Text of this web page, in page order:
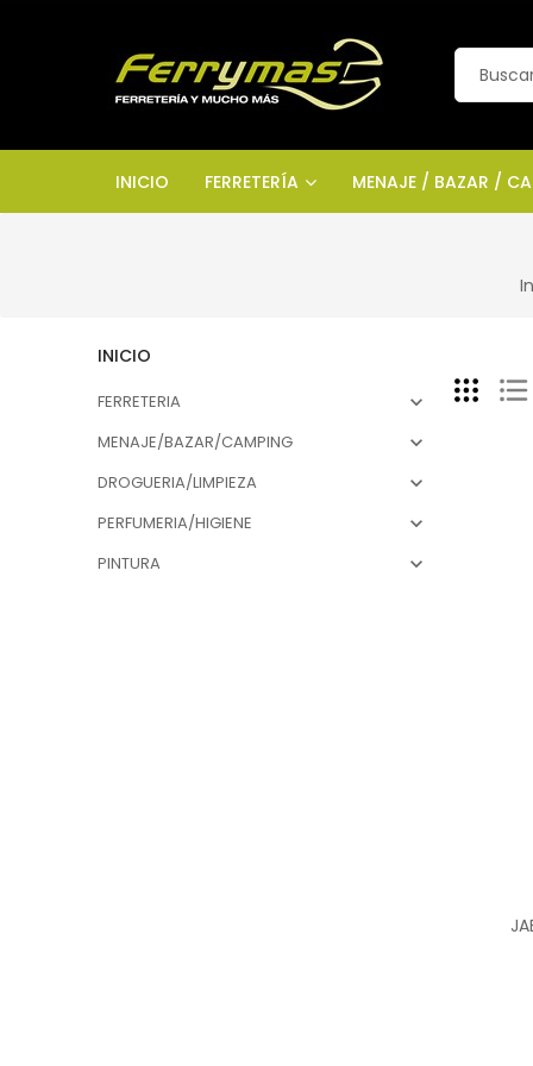
INICIO FERRETERÍA MENAJE / BAZAR /
INICIO
FERRETERIA 
MENAJE/BAZAR/CAMPING 
DROGUERIA/LIMPIEZA 
PERFUMERIA/HIGIENE 
PINTURA 